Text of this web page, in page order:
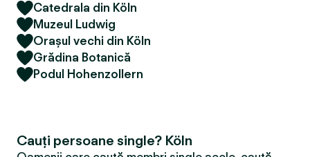
Catedrala din Köln
Muzeul Ludwig
Orașul vechi din Köln
Grădina Botanică
Podul Hohenzollern
Cauți persoane single? Köln